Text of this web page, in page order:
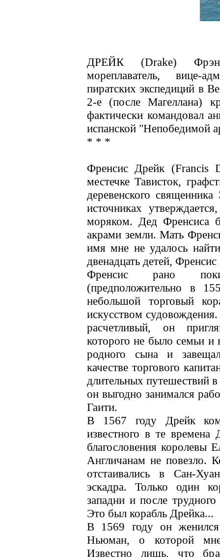
ДРЕЙК (Drake)
мореплаватель, вице-
пиратских экспедиций в
2-е (после Магеллана)
фактически командовал
испанской "Непобедимой
* * *
Френсис Дрейк (Francis
местечке Тависток,
деревенского
источниках
моряком. Дед Френсиса
акрами земли. Мать
имя мне не удалось
двенадцать детей,
Френсис рано
(предположительно в
небольшой торговый
искусством
расчетливый, он
которого не было семьи
родного сына и
качестве торгового
длительных путешествий
он выгодно занимался
Гаити.
В 1567 году Дрейк
известного в те
благословения королевы
Англичанам не повезло.
отстаивались в Сан-
эскадра. Только один
западни и после
Это был корабль Дрейка...
В 1569 году он
Ньюман, о которой
Известно лишь, что